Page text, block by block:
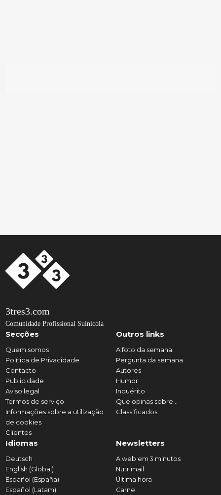
3tres3.com
Comunidade Profissional Suinícola
Secções
Quem somos
Política de Privacidade
Contacto
Publicidade
Aviso legal
Termos de serviço
Informações sobre a utilização
de cookies
Clientes
Outros links
A foto da semana
Pergunta da semana
Autores
Humor
Inquérito
Que opinas sobre...
Classificados
Idiomas
Deutsch
English (Global)
Español (España)
Español (Latam)
Newsletters
A web em 3 minutos
Nutrimail
Última hora
Carne